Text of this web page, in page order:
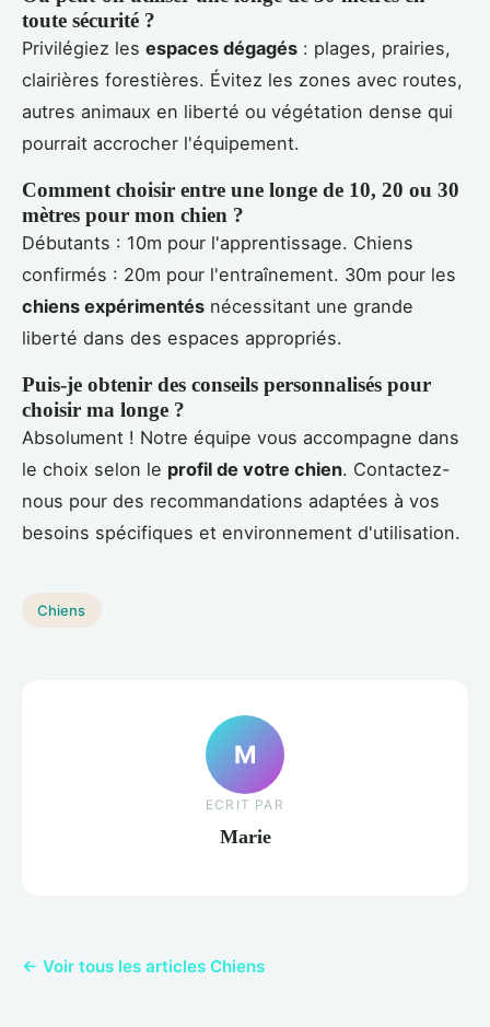
toute sécurité ?
Privilégiez les espaces dégagés : plages, prairies,
clairières forestières. Évitez les zones avec routes,
autres animaux en liberté ou végétation dense qui
pourrait accrocher l'équipement.
Comment choisir entre une longe de 10, 20 ou 30
mètres pour mon chien ?
Débutants : 10m pour l'apprentissage. Chiens
confirmés : 20m pour l'entraînement. 30m pour les
chiens expérimentés nécessitant une grande
liberté dans des espaces appropriés.
Puis-je obtenir des conseils personnalisés pour
choisir ma longe ?
Absolument ! Notre équipe vous accompagne dans
le choix selon le profil de votre chien. Contactez-
nous pour des recommandations adaptées à vos
besoins spécifiques et environnement d'utilisation.
Chiens
M
ECRIT PAR
Marie
← Voir tous les articles Chiens